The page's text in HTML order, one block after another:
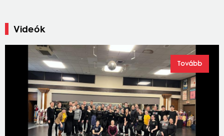
Videók
Tovább